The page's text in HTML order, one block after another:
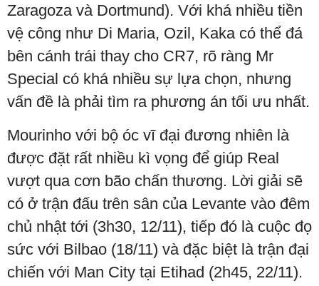
Zaragoza và Dortmund). Với khá nhiều tiền
vệ công như Di Maria, Ozil, Kaka có thể đá
bên cánh trái thay cho CR7, rõ ràng Mr
Special có khá nhiều sự lựa chọn, nhưng
vấn đề là phải tìm ra phương án tối ưu nhất.
Mourinho với bộ óc vĩ đại đương nhiên là
được đặt rất nhiều kì vọng để giúp Real
vượt qua cơn bão chấn thương. Lời giải sẽ
có ở trận đấu trên sân của Levante vào đêm
chủ nhật tới (3h30, 12/11), tiếp đó là cuộc đọ
sức với Bilbao (18/11) và đặc biệt là trận đại
chiến với Man City tại Etihad (2h45, 22/11).